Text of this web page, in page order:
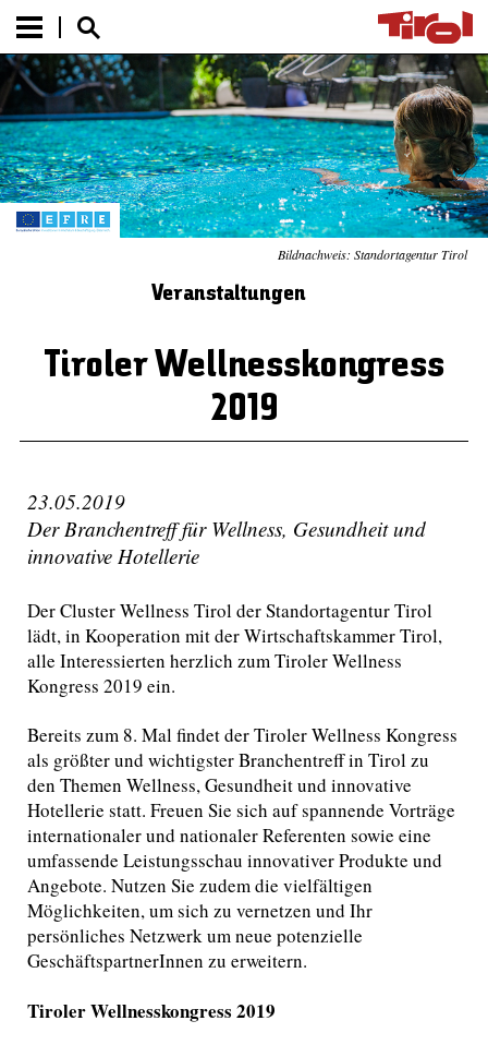
Bildnachweis: Standortagentur Tirol
Veranstaltungen
Tiroler Wellnesskongress
2019
23.05.2019
Der Branchentreff für Wellness, Gesundheit und
innovative Hotellerie
Der Cluster Wellness Tirol der Standortagentur Tirol
lädt, in Kooperation mit der Wirtschaftskammer Tirol,
alle Interessierten herzlich zum Tiroler Wellness
Kongress 2019 ein.
Bereits zum 8. Mal findet der Tiroler Wellness Kongress
als größter und wichtigster Branchentreff in Tirol zu
den Themen Wellness, Gesundheit und innovative
Hotellerie statt. Freuen Sie sich auf spannende Vorträge
internationaler und nationaler Referenten sowie eine
umfassende Leistungsschau innovativer Produkte und
Angebote. Nutzen Sie zudem die vielfältigen
Möglichkeiten, um sich zu vernetzen und Ihr
persönliches Netzwerk um neue potenzielle
GeschäftspartnerInnen zu erweitern.
Tiroler Wellnesskongress 2019